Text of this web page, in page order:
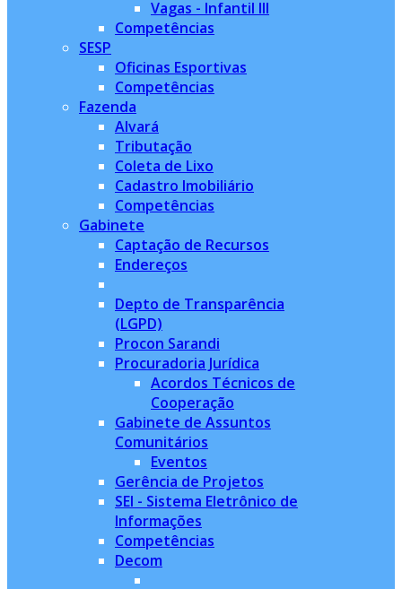
Vagas - Infantil III
Competências
SESP
Oficinas Esportivas
Competências
Fazenda
Alvará
Tributação
Coleta de Lixo
Cadastro Imobiliário
Competências
Gabinete
Captação de Recursos
Endereços
Depto de Transparência
(LGPD)
Procon Sarandi
Procuradoria Jurídica
Acordos Técnicos de
Cooperação
Gabinete de Assuntos
Comunitários
Eventos
Gerência de Projetos
SEI - Sistema Eletrônico de
Informações
Competências
Decom